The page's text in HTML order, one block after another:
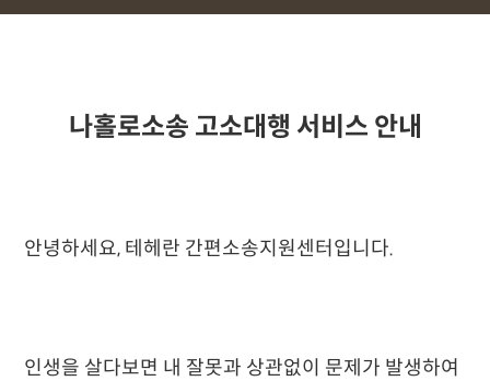
나홀로소송 고소대행 서비스 안내
안녕하세요, 테헤란 간편소송지원센터입니다.
인생을 살다보면 내 잘못과 상관없이 문제가 발생하여